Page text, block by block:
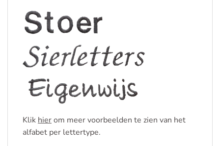
Klik hierom meer voorbeelden te zien van het
alfabet per lettertype.